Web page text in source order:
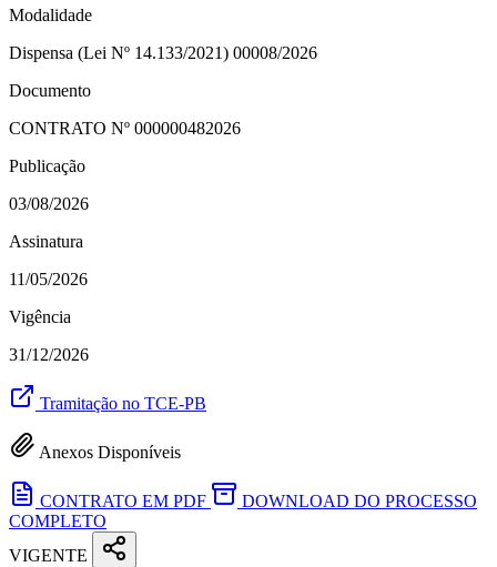
Modalidade
Dispensa (Lei Nº 14.133/2021) 00008/2026
Documento
CONTRATO Nº 000000482026
Publicação
03/08/2026
Assinatura
11/05/2026
Vigência
31/12/2026
Tramitação no TCE-PB
Anexos Disponíveis
CONTRATO EM PDF
DOWNLOAD DO PROCESSO
COMPLETO
VIGENTE